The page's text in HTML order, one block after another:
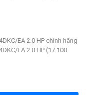
EA 2.0 HP chính hãng
EA 2.0 HP (17.100